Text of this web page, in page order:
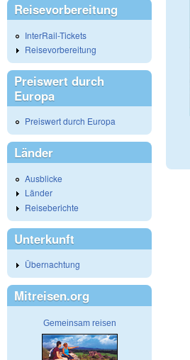
Reisevorbereitung
InterRail-Tickets
Reisevorbereitung
Preiswert durch
Europa
Preiswert durch Europa
Länder
Ausblicke
Länder
Reiseberichte
Unterkunft
Übernachtung
Mitreisen.org
Gemeinsam reisen